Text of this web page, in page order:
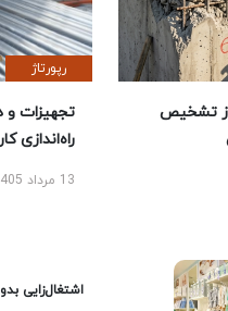
تشخیص
رپورتاژ
تجهیزات و
راه‌اندازی
13 مرداد 1405
اشتغال‌زایی